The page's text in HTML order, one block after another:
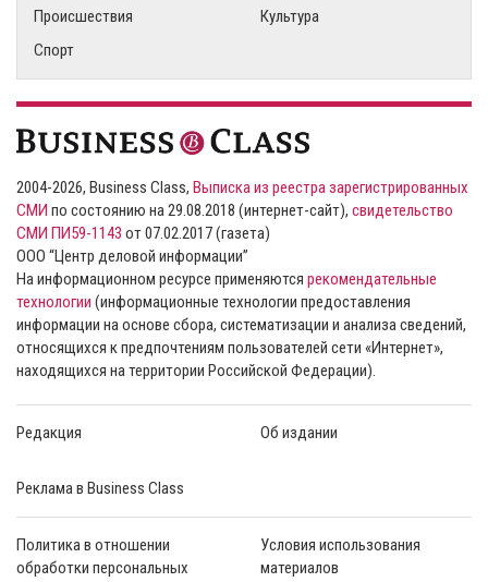
Происшествия
Культура
Спорт
2004-2026, Business Class, Выписка из реестра зарегистрированных
СМИ по состоянию на 29.08.2018 (интернет-сайт), свидетельство
СМИ ПИ59-1143 от 07.02.2017 (газета)
ООО “Центр деловой информации”
На информационном ресурсе применяются рекомендательные
технологии (информационные технологии предоставления
информации на основе сбора, систематизации и анализа сведений,
относящихся к предпочтениям пользователей сети «Интернет»,
находящихся на территории Российской Федерации).
Редакция Об издании
Реклама в Business Class
Политика в отношении
обработки персональных
Условия использования
материалов